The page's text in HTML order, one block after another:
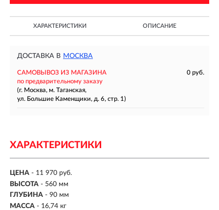
ХАРАКТЕРИСТИКИ ОПИСАНИЕ
ДОСТАВКА В МОСКВА
САМОВЫВОЗ ИЗ МАГАЗИНА
0 руб.
по предварительному заказу
(г. Москва, м. Таганская,
ул. Большие Каменщики, д. 6, стр. 1)
ХАРАКТЕРИСТИКИ
ЦЕНА - 11 970 руб.
ВЫСОТА - 560 мм
ГЛУБИНА - 90 мм
МАССА - 16,74 кг